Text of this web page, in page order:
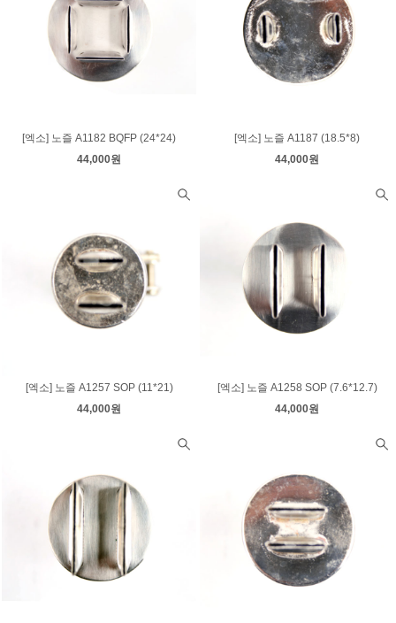
[엑소] 노즐 A1182 BQFP (24*24)
44,000원
[엑소] 노즐 A1187 (18.5*8)
44,000원
[엑소] 노즐 A1257 SOP (11*21)
44,000원
[엑소] 노즐 A1258 SOP (7.6*12.7)
44,000원